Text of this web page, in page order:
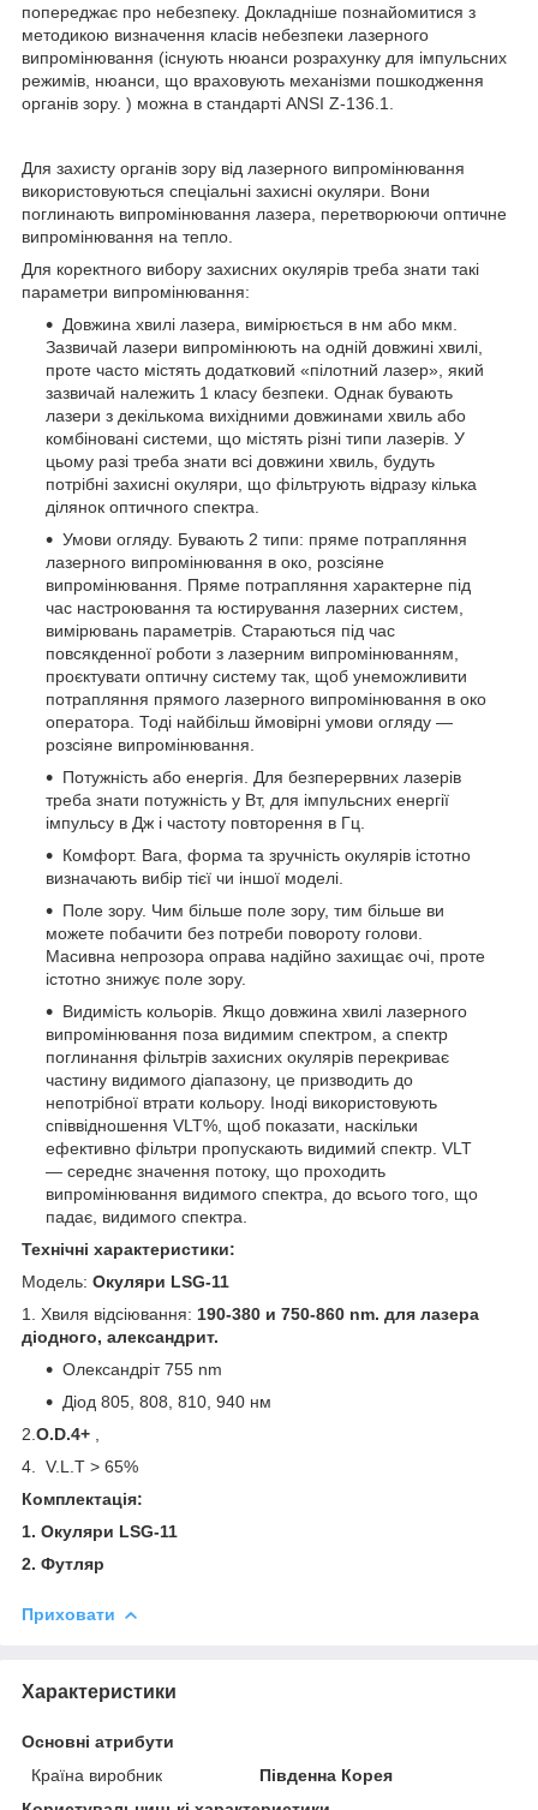
попереджає про небезпеку. Докладніше познайомитися з
методикою визначення класів небезпеки лазерного
випромінювання (існують нюанси розрахунку для імпульсних
режимів, нюанси, що враховують механізми пошкодження
органів зору. ) можна в стандарті ANSI Z-136.1.
Для захисту органів зору від лазерного випромінювання
використовуються спеціальні захисні окуляри. Вони
поглинають випромінювання лазера, перетворюючи оптичне
випромінювання на тепло.
Для коректного вибору захисних окулярів треба знати такі
параметри випромінювання:
Довжина хвилі лазера, вимірюється в нм або мкм.
Зазвичай лазери випромінюють на одній довжині хвилі,
проте часто містять додатковий «пілотний лазер», який
зазвичай належить 1 класу безпеки. Однак бувають
лазери з декількома вихідними довжинами хвиль або
комбіновані системи, що містять різні типи лазерів. У
цьому разі треба знати всі довжини хвиль, будуть
потрібні захисні окуляри, що фільтрують відразу кілька
ділянок оптичного спектра.
Умови огляду. Бувають 2 типи: пряме потрапляння
лазерного випромінювання в око, розсіяне
випромінювання. Пряме потрапляння характерне під
час настроювання та юстирування лазерних систем,
вимірювань параметрів. Стараються під час
повсякденної роботи з лазерним випромінюванням,
проєктувати оптичну систему так, щоб унеможливити
потрапляння прямого лазерного випромінювання в око
оператора. Тоді найбільш ймовірні умови огляду —
розсіяне випромінювання.
Потужність або енергія. Для безперервних лазерів
треба знати потужність у Вт, для імпульсних енергії
імпульсу в Дж і частоту повторення в Гц.
Комфорт. Вага, форма та зручність окулярів істотно
визначають вибір тієї чи іншої моделі.
Поле зору. Чим більше поле зору, тим більше ви
можете побачити без потреби повороту голови.
Масивна непрозора оправа надійно захищає очі, проте
істотно знижує поле зору.
Видимість кольорів. Якщо довжина хвилі лазерного
випромінювання поза видимим спектром, а спектр
поглинання фільтрів захисних окулярів перекриває
частину видимого діапазону, це призводить до
непотрібної втрати кольору. Іноді використовують
співвідношення VLT%, щоб показати, наскільки
ефективно фільтри пропускають видимий спектр. VLT
— середнє значення потоку, що проходить
випромінювання видимого спектра, до всього того, що
падає, видимого спектра.
Технічні характеристики:
Модель: Окуляри LSG-11
1. Хвиля відсіювання: 190-380 и 750-860 nm. для лазера
діодного, александрит.
Олександріт 755 nm
Діод 805, 808, 810, 940 нм
2. O.D.4+
4. V.L.T > 65%
Комплектація:
1. Окуляри LSG-11
2. Футляр
Приховати
Характеристики
Основні атрибути
Країна виробник
Південна Корея